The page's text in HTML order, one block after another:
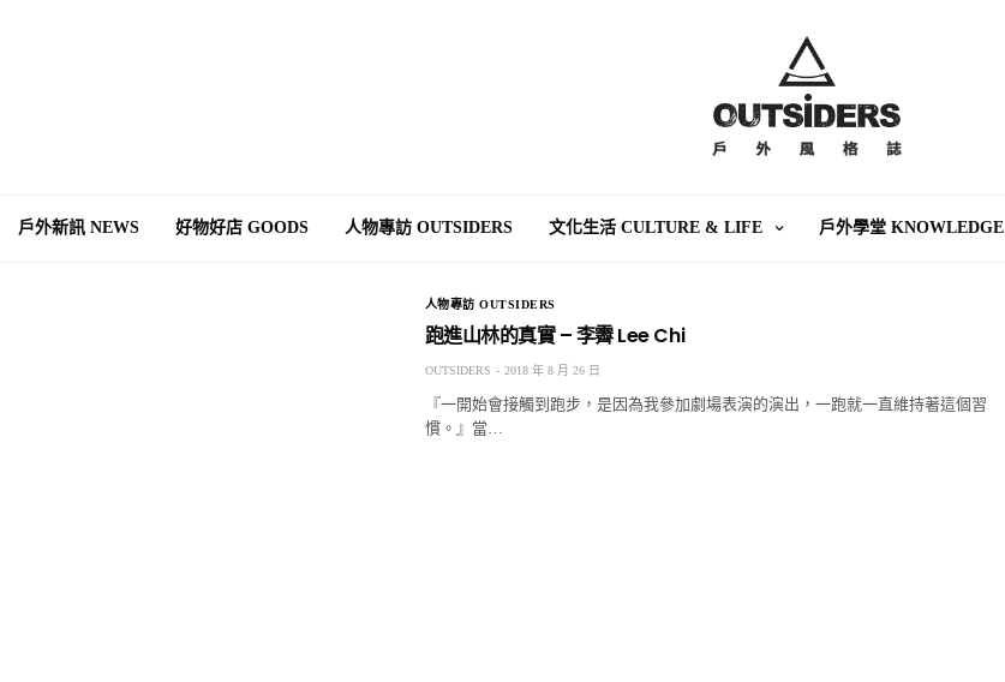
戶外新訊 NEWS 好物好店 GOODS 人物專訪 OUTSIDERS 文化生活 CULTURE & LIFE 戶外學堂 KNOWLEDGE
人物專訪 OUTSIDERS
跑進山林的真實 – 李霽 Lee Chi
OUTSIDERS 2018 年 8 月 26 日
『一開始會接觸到跑步，是因為我參加劇場表演的演出，一跑就一直維持著這個習
慣。』當…